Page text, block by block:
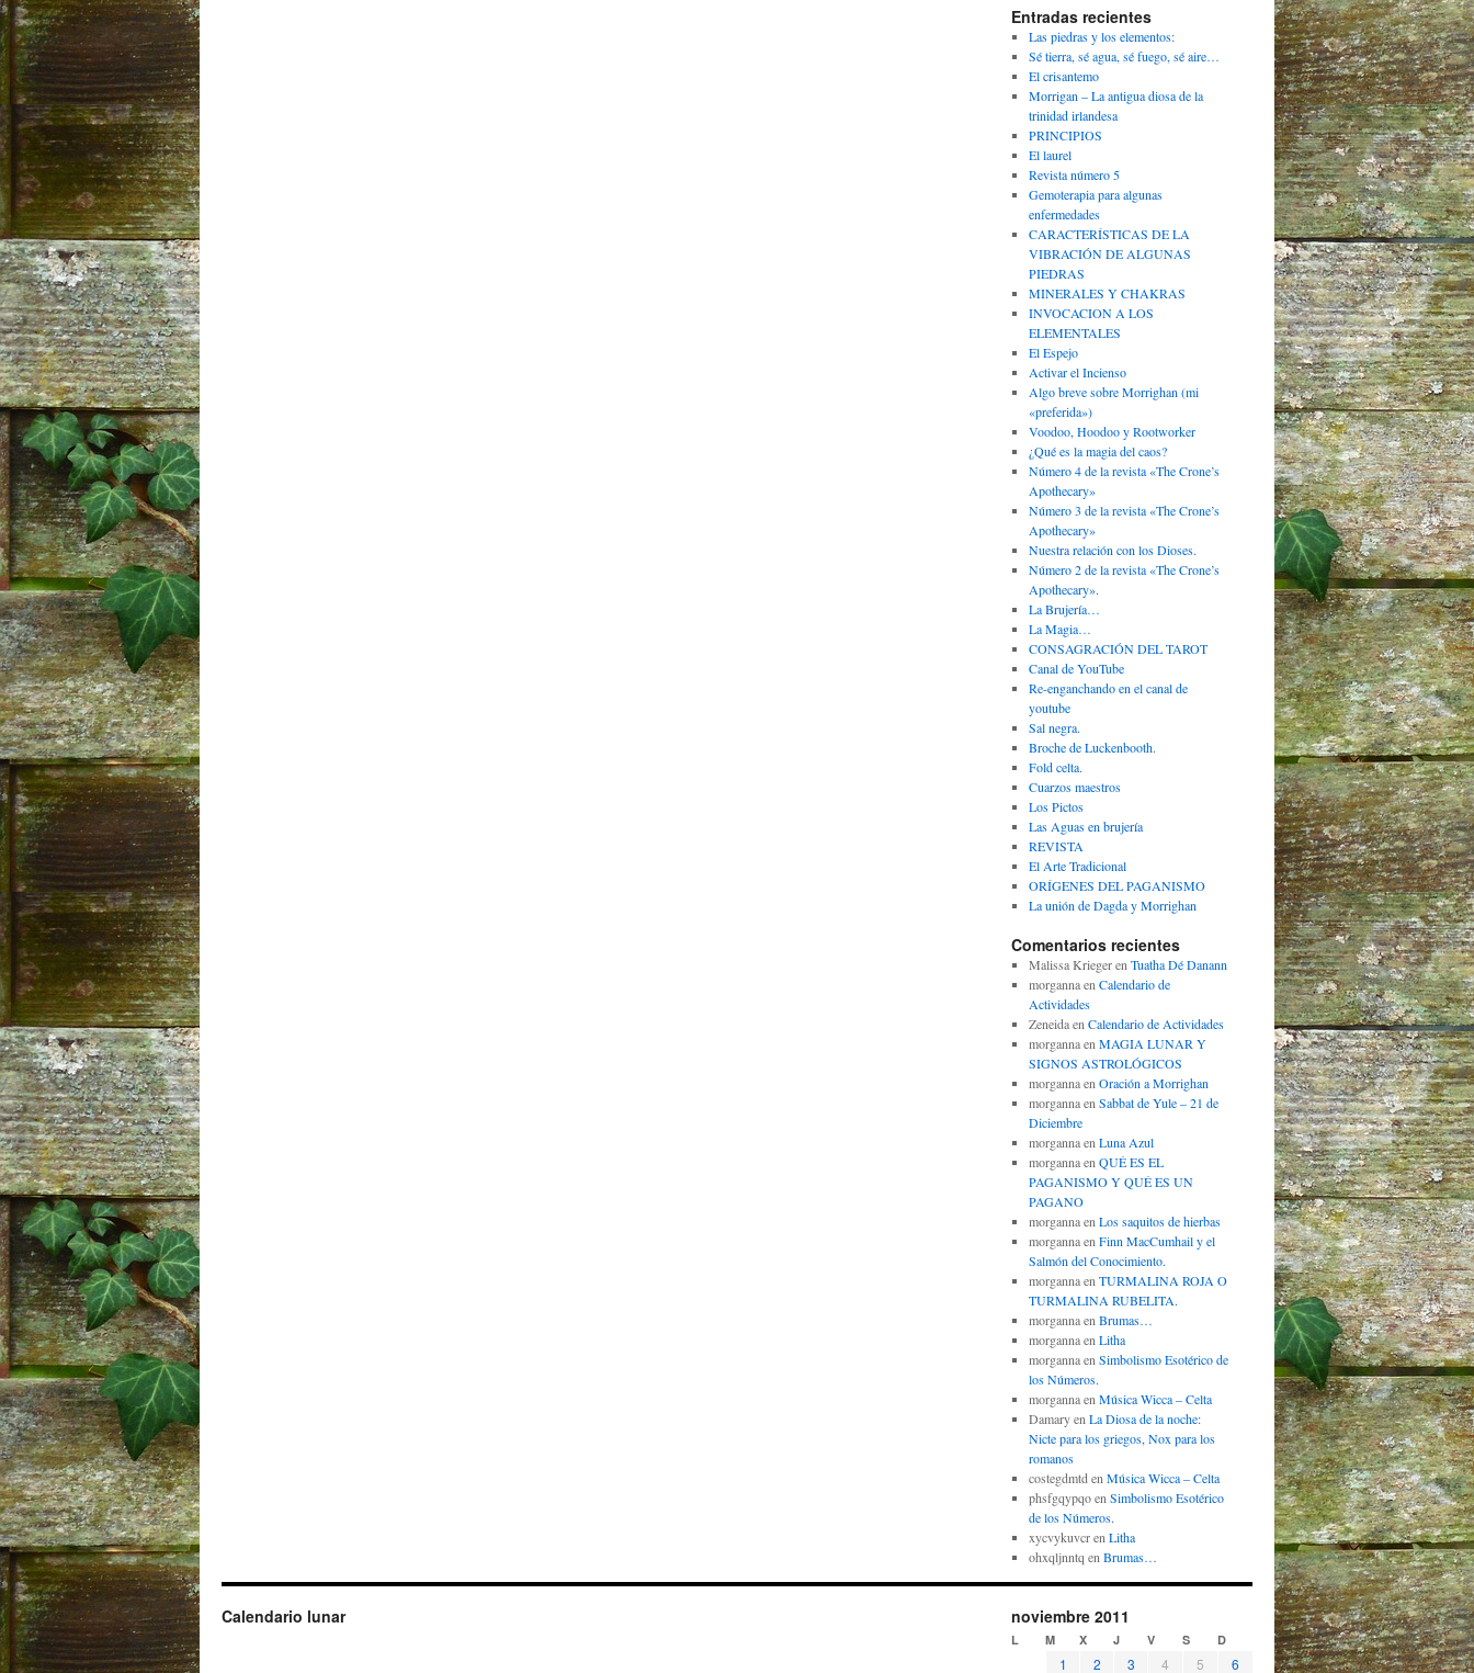
Entradas recientes
Las piedras y los elementos:
Sé tierra, sé agua, sé fuego, sé aire…
El crisantemo
Morrigan – La antigua diosa de la
trinidad irlandesa
PRINCIPIOS
El laurel
Revista número 5
Gemoterapia para algunas
enfermedades
CARACTERÍSTICAS DE LA
VIBRACIÓN DE ALGUNAS
PIEDRAS
MINERALES Y CHAKRAS
INVOCACION A LOS
ELEMENTALES
El Espejo
Activar el Incienso
Algo breve sobre Morrighan (mi
«preferida»)
Voodoo, Hoodoo y Rootworker
¿Qué es la magia del caos?
Número 4 de la revista «The Crone’s
Apothecary»
Número 3 de la revista «The Crone’s
Apothecary»
Nuestra relación con los Dioses.
Número 2 de la revista «The Crone’s
Apothecary».
La Brujería…
La Magia…
CONSAGRACIÓN DEL TAROT
Canal de YouTube
Re-enganchando en el canal de
youtube
Sal negra.
Broche de Luckenbooth.
Fold celta.
Cuarzos maestros
Los Pictos
Las Aguas en brujería
REVISTA
El Arte Tradicional
ORÍGENES DEL PAGANISMO
La unión de Dagda y Morrighan
Comentarios recientes
Malissa Kriegeren Tuatha Dé Danann
morgannaen Calendario de
Actividades
Zeneidaen Calendario de Actividades
morgannaen MAGIA LUNAR Y
SIGNOS ASTROLÓGICOS
morgannaen Oración a Morrighan
morgannaen Sabbat de Yule – 21 de
Diciembre
morgannaen Luna Azul
morgannaen QUÉ ES EL
PAGANISMO Y QUÉ ES UN
PAGANO
morgannaen Los saquitos de hierbas
morgannaen Finn MacCumhail y el
Salmón del Conocimiento.
morgannaen TURMALINA ROJA O
TURMALINA RUBELITA.
morgannaen Brumas…
morgannaen Litha
morgannaen Simbolismo Esotérico de
los Números.
morgannaen Música Wicca – Celta
Damaryen La Diosa de la noche:
Nicte para los griegos, Nox para los
romanos
costegdmtd en Música Wicca – Celta
phsfgqypqoen Simbolismo Esotérico
de los Números.
xycvykuvcren Litha
ohxqljnntq en Brumas…
Calendario lunar noviembre 2011
L M X J V S D
1 2 3 4 5 6